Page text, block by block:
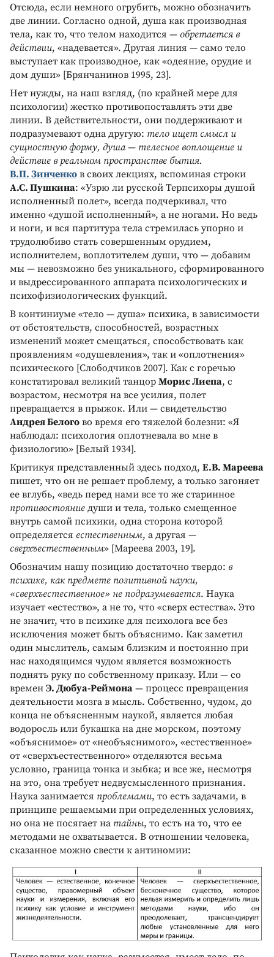
Отсюда, если немного огрубить, можно обозначить
две линии. Согласно одной, душа как производная
тела, как то, что телом находится — обретается в
действии, «надевается». Другая линия — само тело
выступает как производное, как «одеяние, орудие и
дом души» [Брянчанинов 1995, 23].
Нет нужды, на наш взгляд, (по крайней мере для
психологии) жестко противопоставлять эти две
линии. В действительности, они поддерживают и
подразумевают одна другую: тело ищет смысл и
сущностную форму, душа— телесное воплощение и
действие в реальном пространстве бытия.
В.П. Зинченко в своих лекциях, вспоминая строки
А.С. Пушкина: «Узрю ли русской Терпсихоры душой
исполненный полет», всегда подчеркивал, что
именно «душой исполненный», а не ногами. Но ведь
и ноги, и вся партитура тела стремилась упорно и
трудолюбиво стать совершенным орудием,
исполнителем, воплотителем души, что — добавим
мы — невозможно без уникального, сформированного
и выдрессированного аппарата психологических и
психофизиологических функций.
В континиуме «тело — душа» психика, в зависимости
от обстоятельств, способностей, возрастных
изменений может смещаться, способствовать как
проявлениям «одушевления», так и «оплотнения»
психического [Слободчиков 2007]. Как с горечью
констатировал великий танцор Морис Лиепа, с
возрастом, несмотря на все усилия, полет
превращается в прыжок. Или — свидетельство
Андрея Белого во время его тяжелой болезни: «Я
наблюдал: психология оплотневала во мне в
физиологию» [Белый 1934].
Критикуя представленный здесь подход, Е.В. Мареева
пишет, что он не решает проблему, а только загоняет
ее вглубь, «ведь перед нами все то же старинное
противостояние души и тела, только смещенное
внутрь самой психики, одна сторона которой
определяется естественным, а другая —
сверхъестественным» [Мареева 2003, 19].
Обозначим нашу позицию достаточно твердо: в
психике, как предмете позитивной науки,
«сверхъестественное» не подразумевается. Наука
изучает «естество», а не то, что «сверх естества». Это
не значит, что в психике для психолога все без
исключения может быть объяснимо. Как заметил
один мыслитель, самым близким и постоянно при
нас находящимся чудом является возможность
поднять руку по собственному приказу. Или — со
времен Э. Дюбуа-Реймона — процесс превращения
деятельности мозга в мысль. Собственно, чудом, до
конца не объясненным наукой, является любая
водоросль или букашка на дне морском, поэтому
«объяснимое» от «необъяснимого», «естественное»
от «сверхъестественного» отделяются весьма
условно, граница тонка и зыбка; и все же, несмотря
на это, она требует недвусмысленного признания.
Наука занимается проблемами, то есть задачами, в
принципе решаемыми при определенных условиях,
но она не посягает на тайны, то есть на то, что ее
методами не охватывается. В отношении человека,
сказанное можно свести к антиномии: